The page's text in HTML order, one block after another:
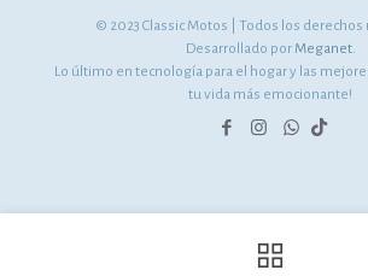
© 2023 Classic Motos | Todos los derechos
Desarrollado por Meganet.
Lo último en tecnología para el hogar y las
tu vida más emocionante!